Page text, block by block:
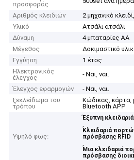
προσφοράς
Αριθμός κλειδιών
2 μηχανικό
Υλικό
Ατσάλι ατσάλι
Δύναμη
4 μπαταρίες AA
Μέγεθος
Δοκιμαστικό
Εγγύηση
1 έτος
Ηλεκτρονικός
έλεγχος
- Ναι, ναι.
Έλεγχος εφαρμογών
- Ναι, ναι.
ξεκλείδωμα του
τρόπου
Κώδικας, κάρτα,
Bluetooth APP
Υψηλό φως:
Έξυπνη
,
Κλειδαριά
πρόσβασης RFID
,
Μια κλειδαριά
πρόσβασης